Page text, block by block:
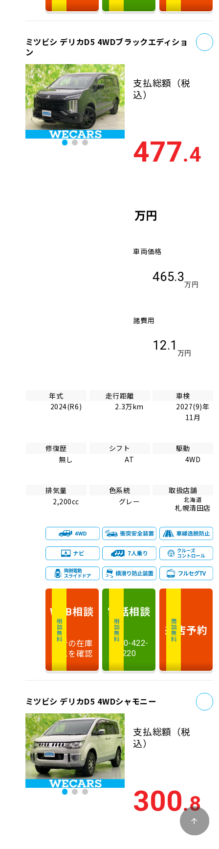
ミツビシ デリカD5 4WDブラックエディショ
ン
支払総額 （税
込）
477.4
万円
車両価格
465.3
万円
諸費用
12.1
万円
年式
2024(R6)
走行距離
2.3万km
車検
2027(9)年
11月
修復歴
無し
シフト
AT
駆動
4WD
排気量
2,200cc
色系統
グレー
取扱店舗
北海道
札幌清田店
相談無料
WEB相談
最新の在庫
状況を確認
相談無料
電話相談
0120-422-
220
商談無料
来店予約
ミツビシ デリカD5 4WDシャモニー
支払総額 （税
込）
300.8